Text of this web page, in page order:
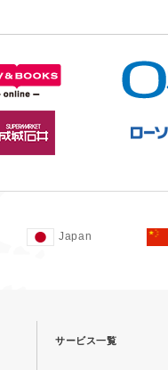
Japan
サービス一覧